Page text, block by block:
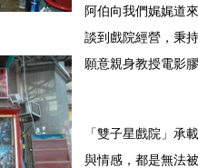
阿伯向我們娓娓道
談到戲院經營，秉
願意親身教授電影
「雙子星戲院」承
與情感，都是無法